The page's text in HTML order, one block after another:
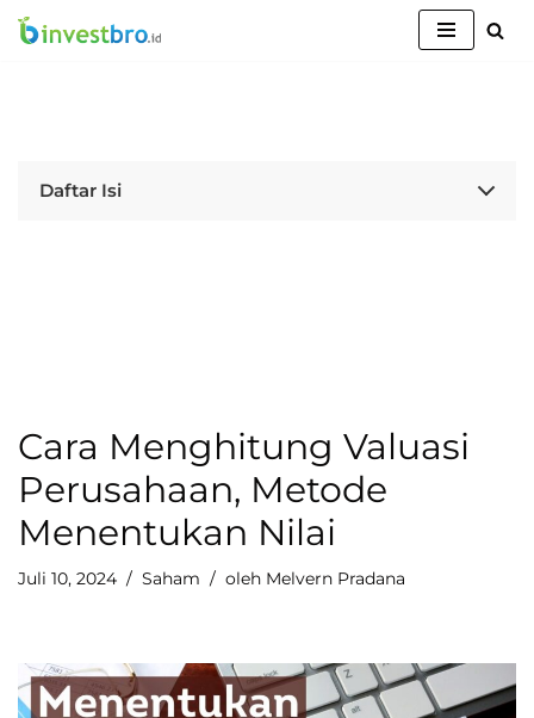
Daftar Isi
Cara Menghitung Valuasi
Perusahaan, Metode
Menentukan Nilai
Juli 10, 2024 Saham oleh Melvern Pradana